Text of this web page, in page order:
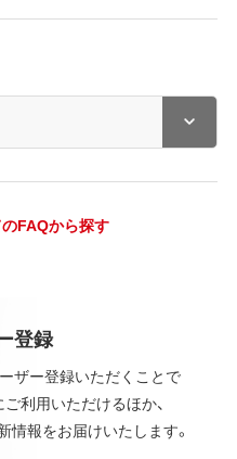
FAQから探す
登録
ザー登録いただくことで
利用いただけるほか、
報をお届けいたします。